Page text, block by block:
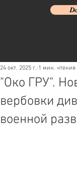
"Око ГРУ".
вербовки
военной
24 окт. 2025 г. 1 мин. чтения